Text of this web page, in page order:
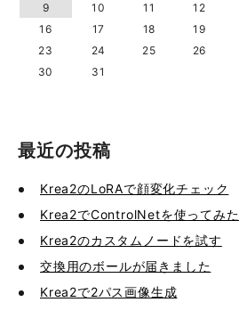
9
10 11 12
16
17 18 19
23
24 25 26
30
31
最近の投稿
Krea2のLoRAで顔変化チェック
Krea2でControlNetを使ってみた
Krea2のカスタムノードを試す
交換用のボールが届きました
Krea2で2パス画像生成